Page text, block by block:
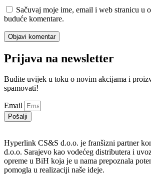
Sačuvaj moje ime, email i web stranicu u
buduće komentare.
Prijava na newsletter
Budite uvijek u toku o novim akcijama i
spamovati!
Email
Pošalji
Hyperlink CS&S d.o.o. je franšizni partner
d.o.o. Sarajevo kao vodećeg distributera i
opreme u BiH koja je u nama prepoznala
pomogla u realizaciji naše ideje.